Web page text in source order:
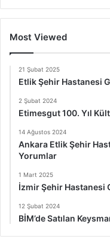
Most Viewed
21 Şubat 2025
Etlik Şehir Hastanesi
2 Şubat 2024
Etimesgut 100. Yıl
14 Ağustos 2024
Ankara Etlik Şehir
Yorumlar
1 Mart 2025
İzmir Şehir Hastanesi
12 Şubat 2024
BİM’de Satılan